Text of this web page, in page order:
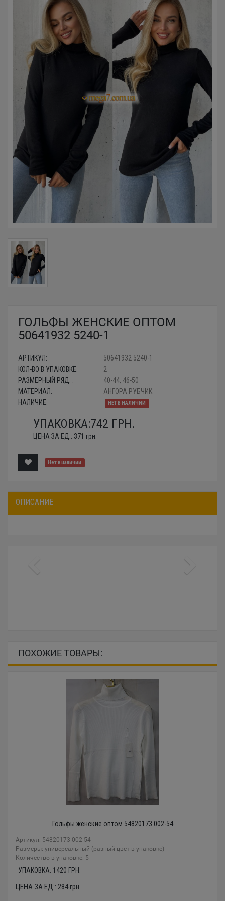
ГОЛЬФЫ ЖЕНСКИЕ ОПТОМ
50641932 5240-1
АРТИКУЛ:
50641932 5240-1
КОЛ-ВО В УПАКОВКЕ:
2
РАЗМЕРНЫЙ РЯД: :
40-44, 46-50
МАТЕРИАЛ:
АНГОРА РУБЧИК
НАЛИЧИЕ:
НЕТ В НАЛИЧИИ
УПАКОВКА:742 ГРН.
ЦЕНА ЗА ЕД.: 371 грн.
Нет в наличии
ОПИСАНИЕ
ПОХОЖИЕ ТОВАРЫ:
Гольфы женские оптом 54820173 002-54
Артикул: 54820173 002-54
Размеры: универсальный (разный цвет в упаковке)
Количество в упаковке: 5
УПАКОВКА: 1420 ГРН.
ЦЕНА ЗА ЕД.: 284грн.